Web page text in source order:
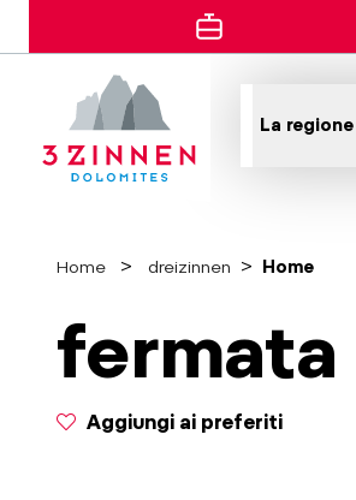
La regione
Home dreizinnen Home
fermata
Aggiungi ai preferiti